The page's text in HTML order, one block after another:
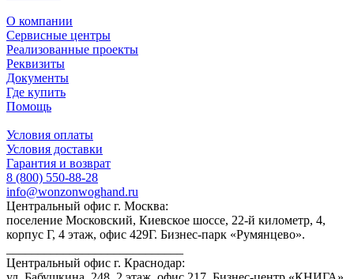
О компании
Сервисные центры
Реализованные проекты
Реквизиты
Документы
Где купить
Помощь
Условия оплаты
Условия доставки
Гарантия и возврат
8 (800) 550-88-28
info@wonzonwoghand.ru
Центральный офис г. Москва:
поселение Московский, Киевское шоссе, 22-й километр, 4,
корпус Г, 4 этаж, офис 429Г. Бизнес-парк «Румянцево».
Центральный офис г. Краснодар: